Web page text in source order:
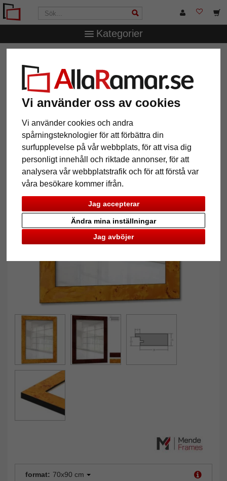
Vi använder oss av cookies
Vi använder cookies och andra
spårningsteknologier för att förbättra din
surfupplevelse på vår webbplats, för att visa dig
personligt innehåll och riktade annonser, för att
analysera vår webbplatstrafik och för att förstå var
våra besökare kommer ifrån.
Jag accepterar
Jag avböjer
Ändra mina inställningar
Kategorier
Tonka
Väggspegel Tonka
Tillbaka
format: 70x90 cm